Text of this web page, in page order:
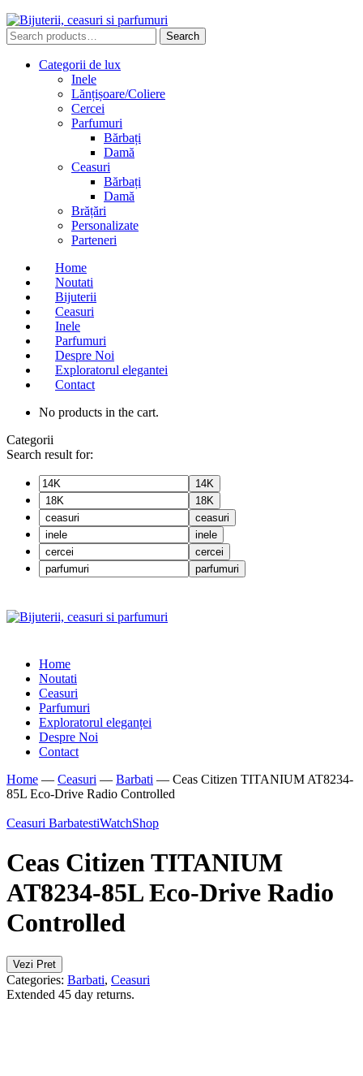
Search
for:
Search
Categorii de lux
Inele
Lănțișoare/Coliere
Cercei
Parfumuri
Bărbați
Damă
Ceasuri
Bărbați
Damă
Brățări
Personalizate
Parteneri
Home
Noutati
Bijuterii
Ceasuri
Inele
Parfumuri
Despre Noi
Exploratorul elegantei
Contact
No products in the cart.
Categorii
Search result for:
14K
18K
ceasuri
inele
cercei
parfumuri
Home
Noutati
Ceasuri
Parfumuri
Exploratorul eleganței
Despre Noi
Contact
Home — Ceasuri — Barbati — Ceas Citizen TITANIUM AT8234-
85L Eco-Drive Radio Controlled
Ceasuri BarbatestiWatchShop
Ceas Citizen TITANIUM
AT8234-85L Eco-Drive Radio
Controlled
Vezi Pret
Categories: Barbati, Ceasuri
Extended 45 day returns.